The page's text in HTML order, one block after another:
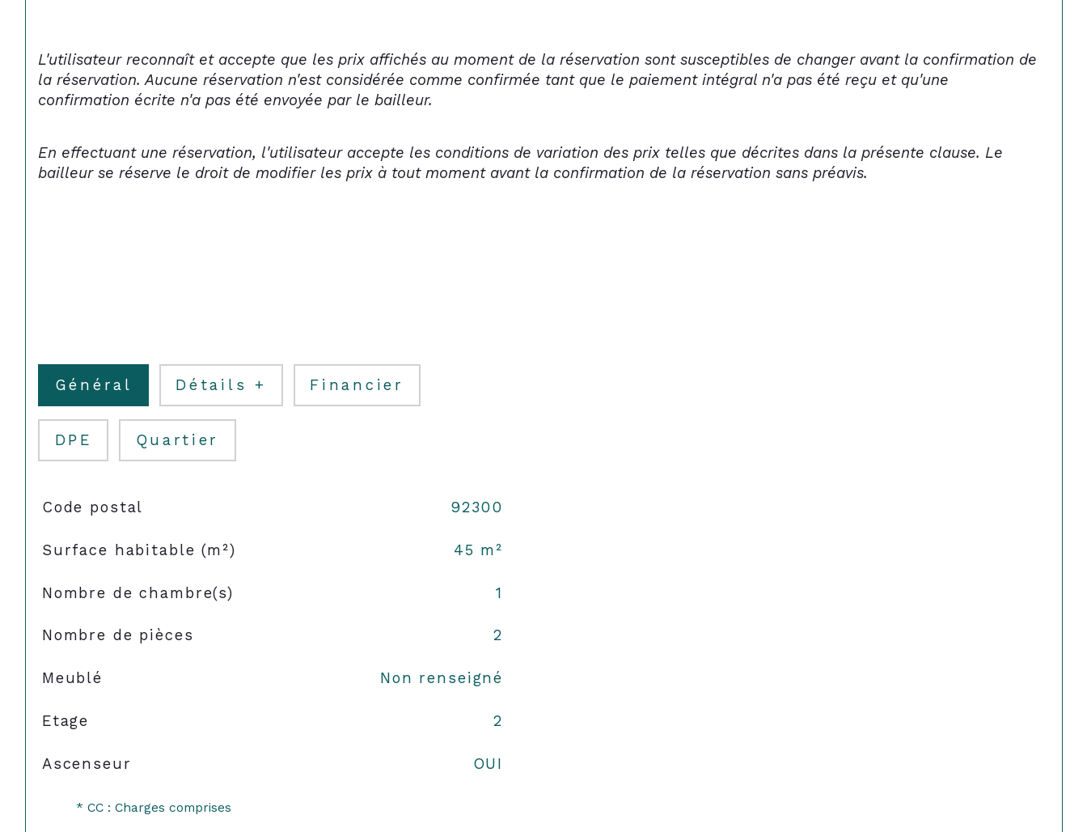
L'utilisateur reconnaît et accepte que les prix affichés au moment de la réservation sont susceptibles de changer avant la confirmation de
la réservation. Aucune réservation n'est considérée comme confirmée tant que le paiement intégral n'a pas été reçu et qu'une
confirmation écrite n'a pas été envoyée par le bailleur.
En effectuant une réservation, l'utilisateur accepte les conditions de variation des prix telles que décrites dans la présente clause. Le
bailleur se réserve le droit de modifier les prix à tout moment avant la confirmation de la réservation sans préavis.
Général Détails + Financier
DPE Quartier
TRAD_SIROCCO_Caracteristique
Code postal 92300
Surface habitable (m²) 45 m²
Nombre de chambre(s) 1
Nombre de pièces 2
Meublé Non renseigné
Etage 2
Ascenseur OUI
* CC : Charges comprises